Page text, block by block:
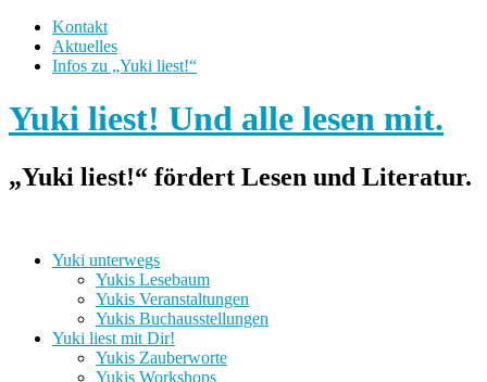
Kontakt
Aktuelles
Infos zu „Yuki liest!“
Yuki liest! Und alle lesen mit.
„Yuki liest!“ fördert Lesen und Literatur.
Yuki unterwegs
Yukis Lesebaum
Yukis Veranstaltungen
Yukis Buchausstellungen
Yuki liest mit Dir!
Yukis Zauberworte
Yukis Workshops